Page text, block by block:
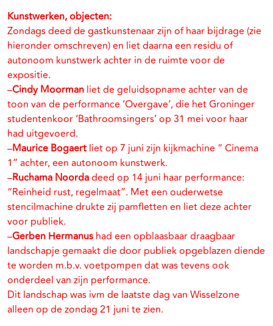
Kunstwerken, objecten:
Zondags deed de gastkunstenaar zijn of haar bijdrage (zie
hieronder omschreven) en liet daarna een residu of
autonoom kunstwerk achter in de ruimte voor de
expositie.
–Cindy Moorman liet de geluidsopname achter van de
toon van de performance ‘Overgave’, die het Groninger
studentenkoor ‘Bathroomsingers’ op 31 mei voor haar
had uitgevoerd.
–Maurice Bogaert liet op 7 juni zijn kijkmachine “ Cinema
1” achter, een autonoom kunstwerk.
–Ruchama Noordadeed op 14 juni haar performance:
“Reinheid rust, regelmaat”. Met een ouderwetse
stencilmachine drukte zij pamfletten en liet deze achter
voor publiek.
–Gerben Hermanus had een opblaasbaar draagbaar
landschapje gemaakt die door publiek opgeblazen diende
te worden m.b.v. voetpompen dat was tevens ook
onderdeel van zijn performance.
Dit landschap was ivm de laatste dag van Wisselzone
alleen op de zondag 21 juni te zien.